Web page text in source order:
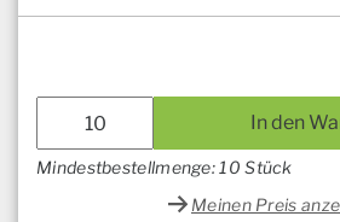
In den
Mindestbestellmenge: 10 Stück
Meinen Preis